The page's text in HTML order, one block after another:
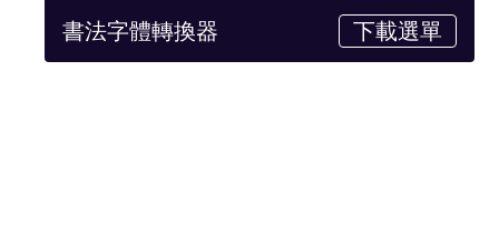
書法字體轉換器 下載選單